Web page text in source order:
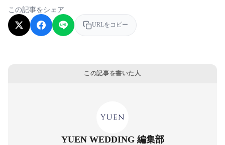
この記事をシェア
URLをコピー
この記事を書いた人
YUEN WEDDING 編集部